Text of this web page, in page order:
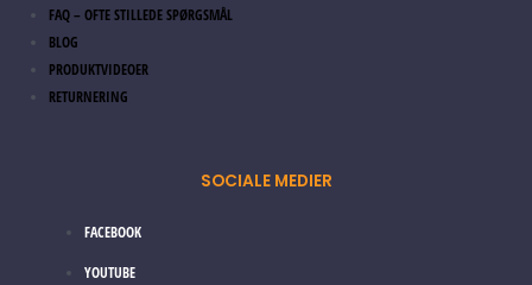
FAQ – OFTE STILLEDE SPØRGSMÅL
BLOG
PRODUKTVIDEOER
RETURNERING
SOCIALE MEDIER
FACEBOOK
YOUTUBE